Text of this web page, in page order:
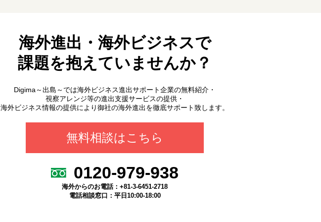
海外進出・海外ビジネスで
課題を抱えていませんか？
Digima～出島～では海外ビジネス進出サポート企業の無料紹介・
視察アレンジ等の進出支援サービスの提供・
海外ビジネス情報の提供により御社の海外進出を徹底サポート致します。
無料相談はこちら
0120-979-938
海外からのお電話：+81-3-6451-2718
電話相談窓口：平日10:00-18:00